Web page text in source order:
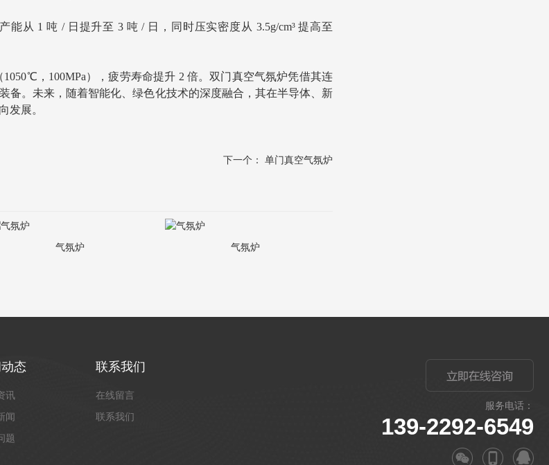
能从 1 吨 / 日提升至 3 吨 / 日，同时压实密度从 3.5g/cm³ 提高至
，100MPa），疲劳寿命提升 2 倍。双门真空气氛炉凭借其连
备。未来，随着智能化、绿色化技术的深度融合，其在半导体、新
发展。
下一个： 单门真空气氛炉
气氛炉 气氛炉
服务电话：
139-2292-6549
态
讯
闻
题
联系我们
在线留言
联系我们